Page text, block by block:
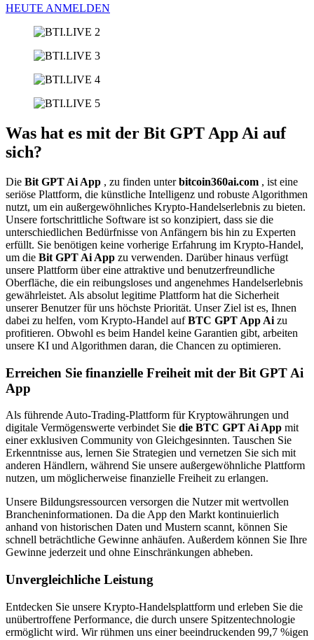
HEUTE ANMELDEN
Was hat es mit der Bit GPT App Ai auf
sich?
Die Bit GPT Ai App , zu finden unterbitcoin360ai.com , ist eine
seriöse Plattform, die künstliche Intelligenz und robuste Algorithmen
nutzt, um ein außergewöhnliches Krypto-Handelserlebnis zu bieten.
Unsere fortschrittliche Software ist so konzipiert, dass sie die
unterschiedlichen Bedürfnisse von Anfängern bis hin zu Experten
erfüllt. Sie benötigen keine vorherige Erfahrung im Krypto-Handel,
um die Bit GPT Ai App zu verwenden. Darüber hinaus verfügt
unsere Plattform über eine attraktive und benutzerfreundliche
Oberfläche, die ein reibungsloses und angenehmes Handelserlebnis
gewährleistet. Als absolut legitime Plattform hat die Sicherheit
unserer Benutzer für uns höchste Priorität. Unser Ziel ist es, Ihnen
dabei zu helfen, vom Krypto-Handel aufBTC GPT App Ai zu
profitieren. Obwohl es beim Handel keine Garantien gibt, arbeiten
unsere KI und Algorithmen daran, die Chancen zu optimieren.
Erreichen Sie finanzielle Freiheit mit der Bit GPT Ai
App
Als führende Auto-Trading-Plattform für Kryptowährungen und
digitale Vermögenswerte verbindet Sie die BTC GPT Ai App mit
einer exklusiven Community von Gleichgesinnten. Tauschen Sie
Erkenntnisse aus, lernen Sie Strategien und vernetzen Sie sich mit
anderen Händlern, während Sie unsere außergewöhnliche Plattform
nutzen, um möglicherweise finanzielle Freiheit zu erlangen.
Unsere Bildungsressourcen versorgen die Nutzer mit wertvollen
Brancheninformationen. Da die App den Markt kontinuierlich
anhand von historischen Daten und Mustern scannt, können Sie
schnell beträchtliche Gewinne anhäufen. Außerdem können Sie Ihre
Gewinne jederzeit und ohne Einschränkungen abheben.
Unvergleichliche Leistung
Entdecken Sie unsere Krypto-Handelsplattform und erleben Sie die
unübertroffene Performance, die durch unsere Spitzentechnologie
ermöglicht wird. Wir rühmen uns einer beeindruckenden 99,7 %igen